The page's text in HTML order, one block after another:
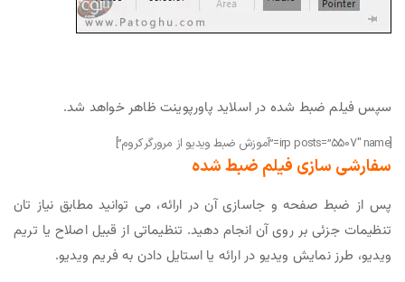
سپس فیلم ضبط شده در اسلاید پاورپوینت ظاهر خواهد شد.
[irp posts=”5507″ name=”آموزش ضبط ویدیو از مرورگر کروم”]
سفارشی سازی فیلم ضبط شده
پس از ضبط صفحه و جاسازی آن در ارائه، می توانید مطابق نیاز تان
تنظیمات جزئی بر روی آن انجام دهید. تنظیماتی از قبیل اصلاح یا تریم
ویدیو، طرز نمایش ویدیو در ارائه یا استایل دادن به فریم ویدیو.